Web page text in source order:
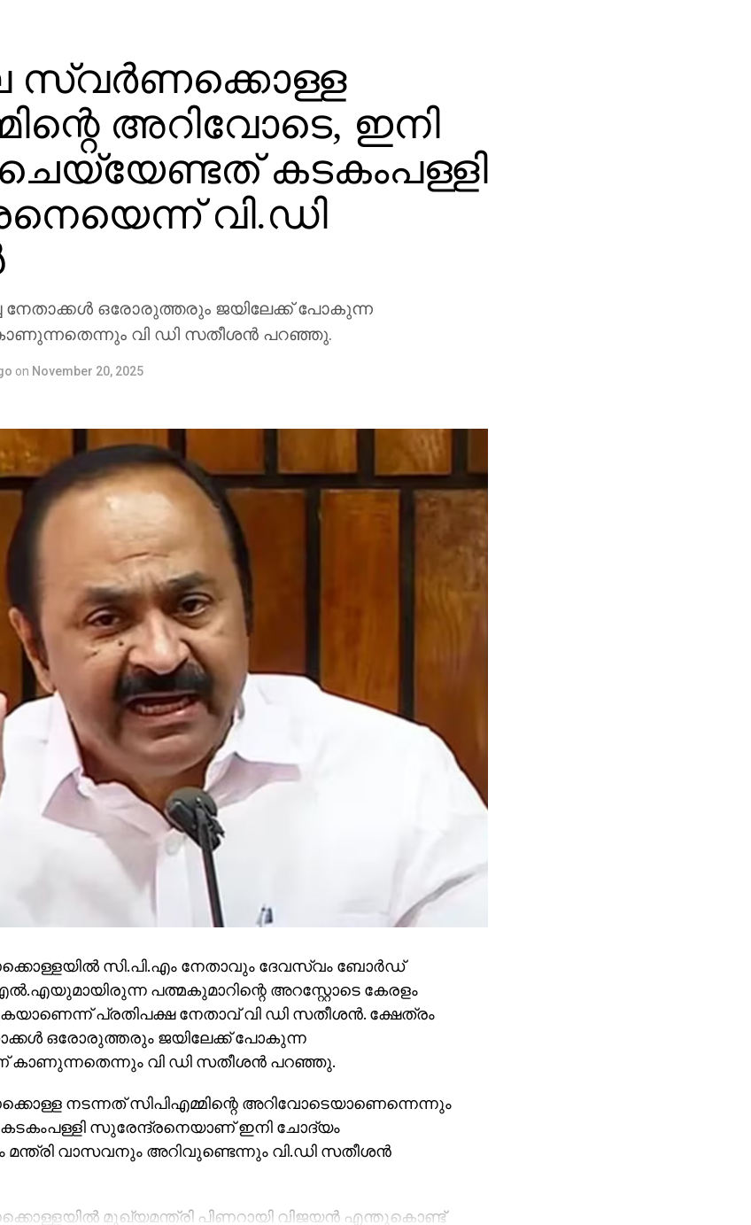
സ്വര്‍ണക്കൊള്ള
അറിവോടെ, ഇനി
കടകംപള്ളി
വി.ഡി
നേതാക്കള്‍ ഒരോരുത്തരും ജയിലേക്ക് പോകുന്ന
വി ഡി സതീശന്‍ പറഞ്ഞു.
on November 20, 2025
സി.പി.എം നേതാവും ദേവസ്വം ബോര്‍ഡ്
പത്മകുമാറിന്റെ അറസ്റ്റോടെ കേരളം
പ്രതിപക്ഷ നേതാവ് വി ഡി സതീശന്‍. ക്ഷേത്രം
ഒരോരുത്തരും ജയിലേക്ക് പോകുന്ന
വി ഡി സതീശന്‍ പറഞ്ഞു.
നടന്നത് സിപിഎമ്മിന്റെ അറിവോടെയാണെന്നെന്നും
സുരേന്ദ്രനെയാണ് ഇനി ചോദ്യം
വാസവനും അറിവുണ്ടെന്നും വി.ഡി സതീശന്‍
മുഖ്യമന്ത്രി പിണറായി വിജയന്‍ എന്തുകൊണ്ട്